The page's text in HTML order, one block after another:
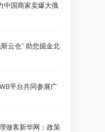
哪些费用
索产品调研
中国商家卖爆大俄
云仓” 助您掘金北
平台共同参展广
做客新华网：政策